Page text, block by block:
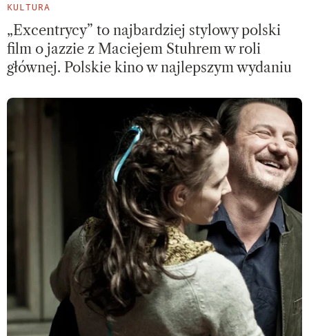
KULTURA
„Excentrycy” to najbardziej stylowy polski
film o jazzie z Maciejem Stuhrem w roli
głównej. Polskie kino w najlepszym wydaniu